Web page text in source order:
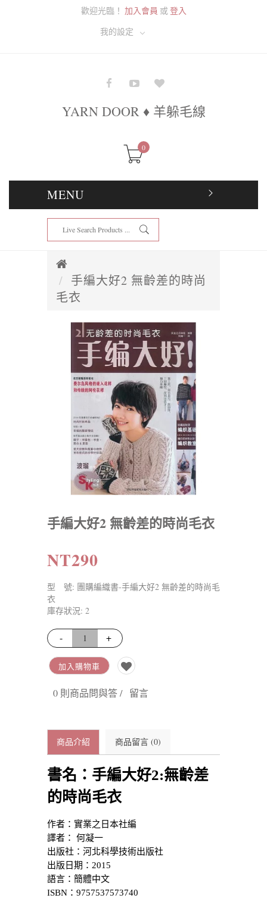
歡迎光臨！ 加入會員 或登入
我的設定
YARN DOOR ♦ 羊躲毛線
0
MENU
手編大好2 無齡差的時尚
毛衣
手編大好2 無齡差的時尚毛衣
NT290
型 號: 團購編織書-手編大好2 無齡差的時尚毛
衣
庫存狀況: 2
- +
加入購物車
0 則商品問與答 / 留言
商品介紹 商品留言 (0)
書名：手編大好2:無齡差
的時尚毛衣
作者：實業之日本社編
譯者： 何凝一
出版社：河北科學技術出版社
出版日期：2015
語言：簡體中文
ISBN：9757537573740